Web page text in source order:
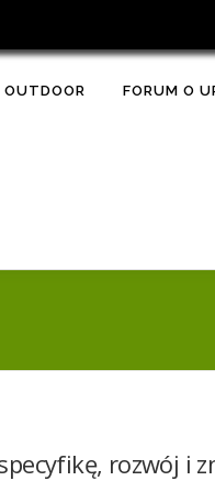
OUTDOOR FORUM O
rozwój i